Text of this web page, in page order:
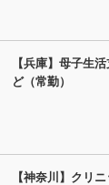
【兵庫】母子生
ど（常勤）
【神奈川】クリ